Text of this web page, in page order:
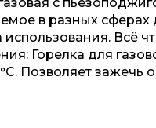
газовая с
в разных сферах
использования. Всё
Горелка для
Позволяет